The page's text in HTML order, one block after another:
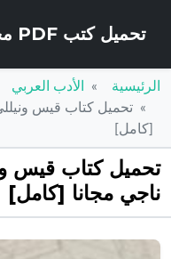
تحميل كتب PDF مجانا – كتب كو
الرئيسية
الأدب العربي
[كامل]
ناجي مجانا [كامل]